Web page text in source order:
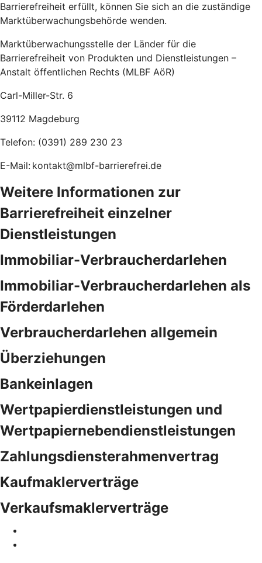
Barrierefreiheit erfüllt, können Sie sich an die zuständige
Marktüberwachungsbehörde wenden.
Marktüberwachungsstelle der Länder für die
Barrierefreiheit von Produkten und Dienstleistungen –
Anstalt öffentlichen Rechts (MLBF AöR)
Carl-Miller-Str. 6
39112 Magdeburg
Telefon: (0391) 289 230 23
E-Mail: kontakt@mlbf-barrierefrei.de
Weitere Informationen zur
Barrierefreiheit einzelner
Dienstleistungen
Immobiliar-Verbraucherdarlehen
Immobiliar-Verbraucherdarlehen als
Förderdarlehen
Verbraucherdarlehen allgemein
Überziehungen
Bankeinlagen
Wertpapierdienstleistungen und
Wertpapiernebendienstleistungen
Zahlungsdiensterahmenvertrag
Kaufmaklerverträge
Verkaufsmaklerverträge